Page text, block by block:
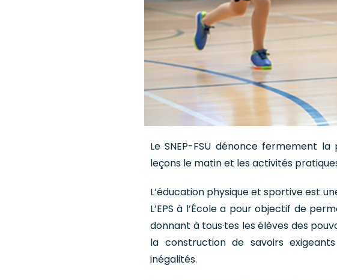
Le SNEP-FSU dénonce fermement
leçons le matin et les activités
L’éducation physique et sportive est
L’EPS à l’École a pour objectif de
donnant à tous·tes les élèves des
la construction de savoirs
inégalités.